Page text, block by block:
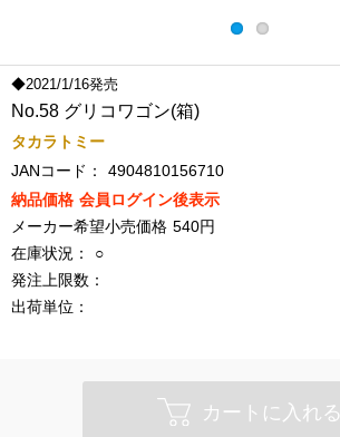
◆2021/1/16発売
No.58 グリコワゴン(箱)
タカラトミー
JANコード：
4904810156710
納品価格 会員ログイン後表示
メーカー希望小売価格 540円
在庫状況：
○
発注上限数：
出荷単位：
カートに入れる